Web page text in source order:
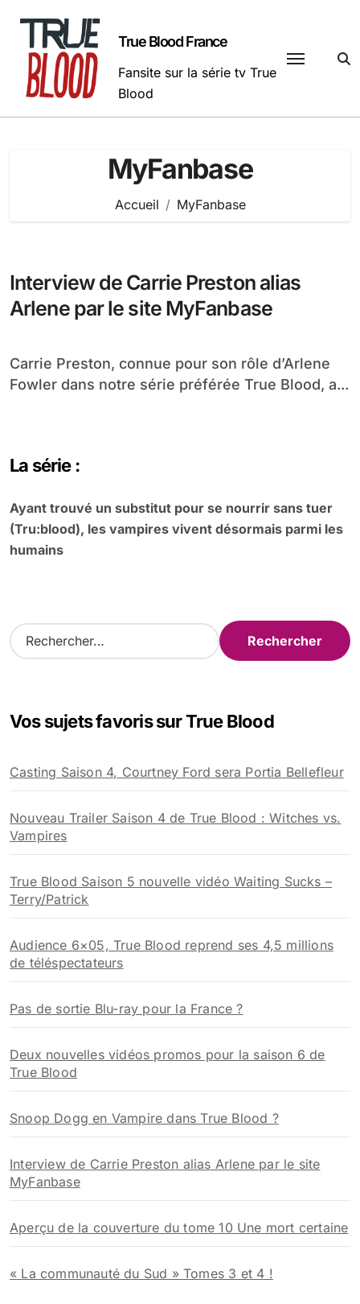
contenu
True Blood France
Fansite sur la série tv True
Blood
MyFanbase
Accueil MyFanbase
Interview de Carrie Preston alias
Arlene par le site MyFanbase
Carrie Preston, connue pour son rôle d’Arlene
Fowler dans notre série préférée True Blood, a...
La série :
Ayant trouvé un substitut pour se nourrir sans tuer
(Tru:blood), les vampires vivent désormais parmi les
humains
R
e
r
e
r
:
Vos sujets favoris sur True Blood
Casting Saison 4, Courtney Ford sera Portia Bellefleur
Nouveau Trailer Saison 4 de True Blood : Witches vs.
Vampires
True Blood Saison 5 nouvelle vidéo Waiting Sucks –
Terry/Patrick
Audience 6×05, True Blood reprend ses 4,5 millions
de téléspectateurs
Pas de sortie Blu-ray pour la France ?
Deux nouvelles vidéos promos pour la saison 6 de
True Blood
Snoop Dogg en Vampire dans True Blood ?
Interview de Carrie Preston alias Arlene par le site
MyFanbase
Aperçu de la couverture du tome 10 Une mort certaine
« La communauté du Sud » Tomes 3 et 4 !